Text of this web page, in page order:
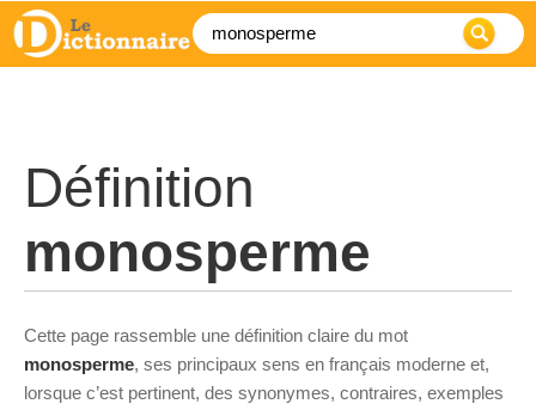
Définition
monosperme
Cette page rassemble une définition claire du mot
monosperme, ses principaux sens en français moderne et,
lorsque c’est pertinent, des synonymes, contraires, exemples